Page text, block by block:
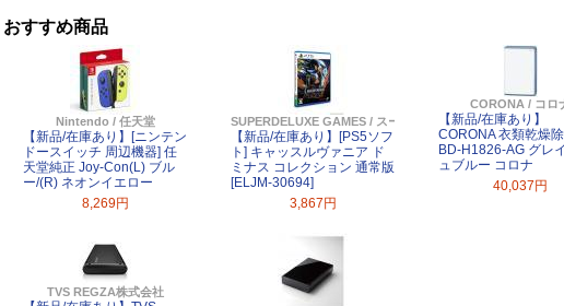
おすすめ商品
Nintendo / 任天堂
【新品/在庫あり】[ニンテン
ドースイッチ 周辺機器] 任
天堂純正 Joy-Con(L) ブル
ー/(R) ネオンイエロー
8,269円
SUPERDELUXE GAMES / スーパーデラックスゲームス
【新品/在庫あり】[PS5ソフ
ト] キャッスルヴァニア ド
ミナス コレクション 通常版
[ELJM-30694]
3,867円
CORONA / コロ
【新品/在庫あり】
CORONA 衣類乾燥
BD-H1826-AG グレ
ュブルー コロナ
40,037円
TVS REGZA株式会社